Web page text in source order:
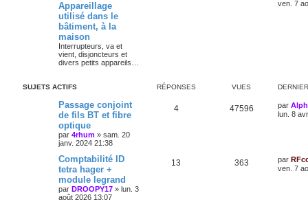
Appareillage
utilisé dans le
bâtiment, à la
maison
Interrupteurs, va et
vient, disjoncteurs et
divers petits appareils…
ven. 7
SUJETS ACTIFS RÉPONSES VUES
Passage conjoint
de fils BT et fibre
optique
par 4rhum » sam. 20
janv. 2024 21:38
4 47596 par
lun. 8
Comptabilité ID
tetra hager +
module legrand
par DROOPY17 » lun. 3
août 2026 13:07
13 363 par
ven. 7